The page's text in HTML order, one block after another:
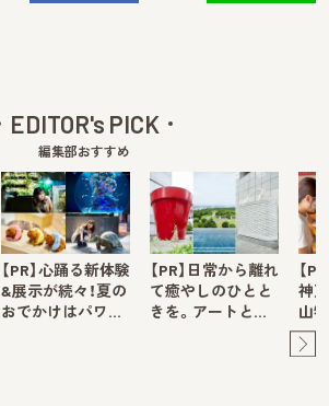
EDITOR's PICK
編集部おすすめ
【PR】心踊る新体験
&展示が続々！夏の
おでかけはパワ…
【PR】日常から離れ
て癒やしのひとと
きを。アートと…
【
神
山